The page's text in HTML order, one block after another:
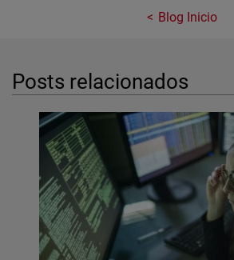
Blog Inicio
Posts relacionados